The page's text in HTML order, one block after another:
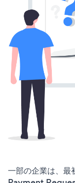
一部の企業は、